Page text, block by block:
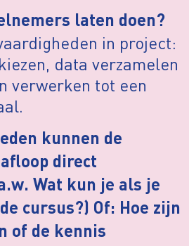
laten doen?
in project:
data verzamelen
verwerken tot een
kunnen de
direct
Wat kun je als je
cursus?) Of: Hoe zijn
of de kennis